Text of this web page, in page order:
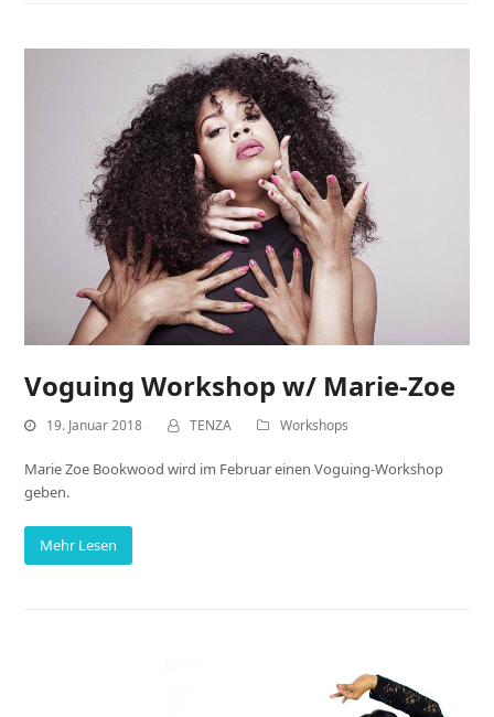
Voguing Workshop w/ Marie-Zoe
19. Januar 2018 TENZA Workshops
Marie Zoe Bookwood wird im Februar einen Voguing-Workshop
geben.
Mehr Lesen